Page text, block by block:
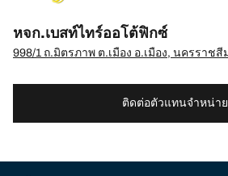
หจก.เบสท์ไทร์ออโต้ฟิกซ์
ติดต่อตัวแทนจำหน่าย